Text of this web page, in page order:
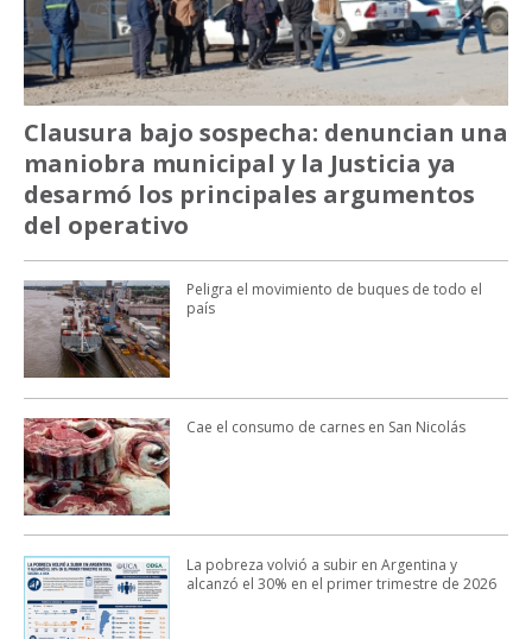
Clausura bajo sospecha: denuncian una
maniobra municipal y la Justicia ya
desarmó los principales argumentos
del operativo
Peligra el movimiento de buques de todo el
país
Cae el consumo de carnes en San Nicolás
La pobreza volvió a subir en Argentina y
alcanzó el 30% en el primer trimestre de 2026